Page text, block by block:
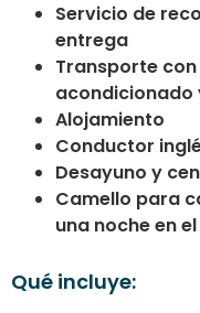
Servicio de
entrega
Transporte
acondicionado
Alojamiento
Conductor
Desayuno y
Camello para
una noche en
Qué incluye: